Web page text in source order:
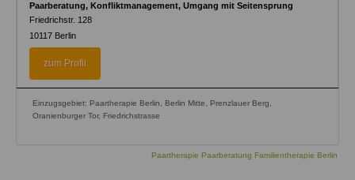
Paarberatung, Konfliktmanagement, Umgang mit Seitensprung
Friedrichstr. 128
10117 Berlin
zum Profil
Einzugsgebiet: Paartherapie Berlin, Berlin Mitte, Prenzlauer Berg,
Oranienburger Tor, Friedrichstrasse
Paartherapie Paarberatung Familientherapie Berlin